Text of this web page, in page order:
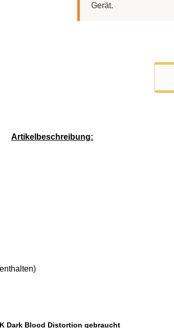
Gerät.
Artikelbeschreibung:
Dark Blood Distortion gebraucht